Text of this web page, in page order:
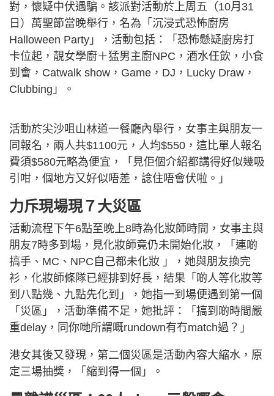
對，懷疑中伏遇騙。該派對活動於上周五（10月31
日）萬聖節當晚舉行，名為「沉浸式恐怖廚房
Halloween Party」，活動包括：「恐怖懸疑廚房打
卡位起，靚女學廚＋猛男主廚NPC，酒水任飲，小食
到會，Catwalk show，Game，DJ，Lucky Draw，
Clubbing」。
活動於尖沙咀山林道一餐廳內舉行，女事主與朋友一
同報名，兩人共$1100元，人均$550，這比單人報名
費須$580元略為便宜，「見佢個介紹都講得好似幾吸
引咁，個地方又好似唔差，諗住唔會伏啦。」
力斥現場現７大災區
活動流程下午6點至晚上8時為化妝師時間，女事主與
朋友7時多到場，見化妝師竟仍未開始化妝，「連啲
搞手、MC、NPC自己都未化妝 」，她與朋友換完
衫，化妝師條隊已經排到好長，結果「啲人等化妝等
到八點幾、九點先化到」，她指一到場便遇到第一個
「災區」，活動準備不足，她批評：「搞到啲時間嚴
重delay，同你哋所謂嘅rundown有冇match過？」
港女其後又發現，第二個災區是活動內容大縮水，原
定三場抽獎，「縮到得一個」。